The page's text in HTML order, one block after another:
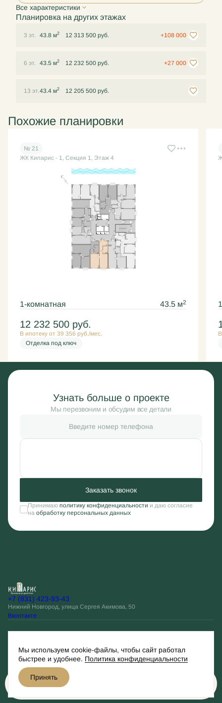
Все характеристики
Планировка на других этажах
3 эт. 43.8 м2 12 313 500 руб. +108 000
6 эт. 43.5 м2 12 232 500 руб. +27 000
13 эт.43.4 м2 12 205 500 руб.
Похожие планировки
№ 21
ЖК Кипарис - 1, Секция 1, Этаж 4
1-комнатная 43.5 м2
12 232 500 руб.
В ипотеку от 39 356 руб./мес.
Отделка под ключ
Узнать больше о проекте
Мы перезвоним и обсудим все детали
Заказать звонок
Принимаю политику конфиденциальности и даю согласие
на обработку персональных данных
+7 (831) 423-93-43
Нижний Новгород, улица Сергея Акимова, 50
Вконтакте
Разработано
© Кипарис, 2026
Оставить заявку
Мы используем cookie-файлы, чтобы сайт работал
быстрее и удобнее. Политика конфиденциальности
Принять